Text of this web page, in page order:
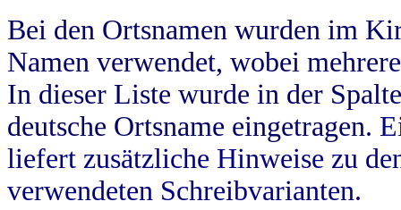
Bei den Ortsnamen wurden im
Namen verwendet, wobei
In dieser Liste wurde in der
deutsche Ortsname eingetragen.
liefert zusätzliche Hinweise zu
verwendeten Schreibvarianten.